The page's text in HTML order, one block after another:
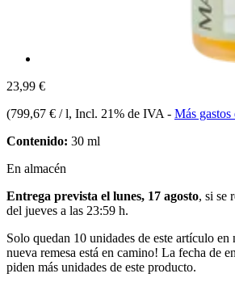
23,99 €
(799,67 € / l, Incl. 21% de IVA - Más
Contenido: 30 ml
En almacén
Entrega prevista el lunes, 17 agosto, si se
del jueves a las 23:59 h.
Solo quedan 10 unidades de este artículo en
nueva remesa está en camino! La fecha de
piden más unidades de este producto.